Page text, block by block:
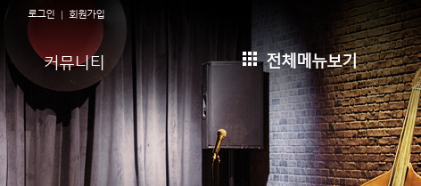
로그인 회원가입
커뮤니티 전체메뉴보기